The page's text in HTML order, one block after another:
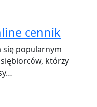
cennik
się popularnym
którzy